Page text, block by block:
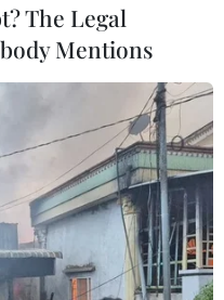
Bất ổn địa chính trị kìm
tăng trưởng Eurozone
05/08/2026 22:59
The Legal
Mentions